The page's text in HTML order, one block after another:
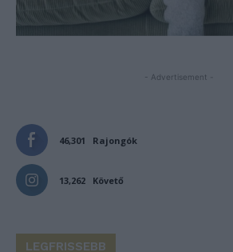
- Advertisement -
46,301 Rajongók
13,262 Követő
LEGFRISSEBB